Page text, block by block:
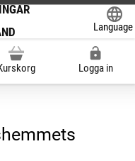
Language
Logga in